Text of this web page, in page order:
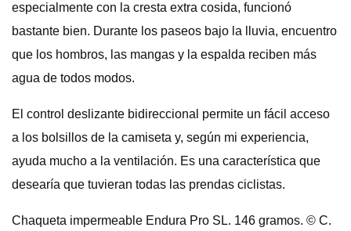
especialmente con la cresta extra cosida, funcionó
bastante bien. Durante los paseos bajo la lluvia, encuentro
que los hombros, las mangas y la espalda reciben más
agua de todos modos.
El control deslizante bidireccional permite un fácil acceso
a los bolsillos de la camiseta y, según mi experiencia,
ayuda mucho a la ventilación. Es una característica que
desearía que tuvieran todas las prendas ciclistas.
Chaqueta impermeable Endura Pro SL. 146 gramos. © C.